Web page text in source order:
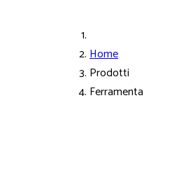
Home
Prodotti
Ferramenta